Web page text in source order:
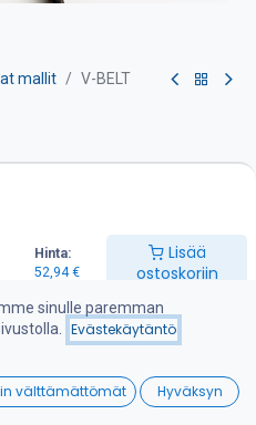
Hinta:
52,94€
Lisää
ostoskoriin
Wishlist
mallit V-BELT
veneessä
ostoskoriin
sinulle paremman
Evästekäytäntö
välttämättömät Hyväksyn